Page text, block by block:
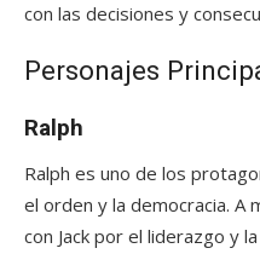
con las decisiones y
Personajes
Ralph
Ralph es uno de los
el orden y la democracia. A
con Jack por el liderazgo y